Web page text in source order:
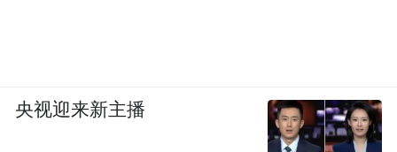
战略合作协议，旨在推动产教融合，精准对
接出海企业人才需求；海南中阿国际产业园
央视迎来新主播